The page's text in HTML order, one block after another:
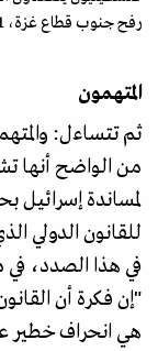
رفح جنوب قطاع غزة، 1 ديسمبر 2023.
المتهمون
ثم تتساءل:
من الواضح أنها
لمساندة
للقانون الدولي
في هذا الصدد، في
"إن فكرة أن
هي انحراف خطير